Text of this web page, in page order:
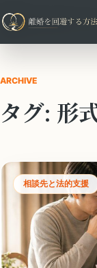
ARCHIVE
タグ: 形
相談先と法的支援